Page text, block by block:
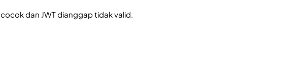
dan JWT dianggap tidak valid.